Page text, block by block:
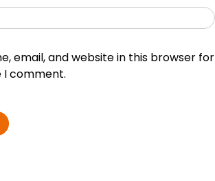
email, and website in this browser for
comment.